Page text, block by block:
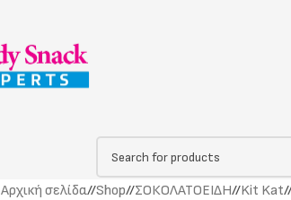
Αρχική σελίδα/ Shop/ ΣΟΚΟΛΑΤΟΕΙΔΗ/ Kit Kat/